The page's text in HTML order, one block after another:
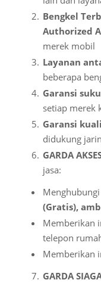
Bengkel
Authorized
merek mobil
Layanan
beberapa
Garansi
setiap merek
Garansi
didukung
GARDA
jasa:
(Gratis),
Memberikan
telepon
Memberikan
GARDA